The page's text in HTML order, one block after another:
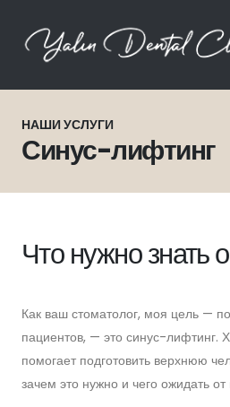
НАШИ УСЛУГИ
Синус-лифтинг
Что нужно знать
Как ваш стоматолог, моя цель —
пациентов, — это синус-лифтинг.
помогает подготовить верхнюю
зачем это нужно и чего ожидать